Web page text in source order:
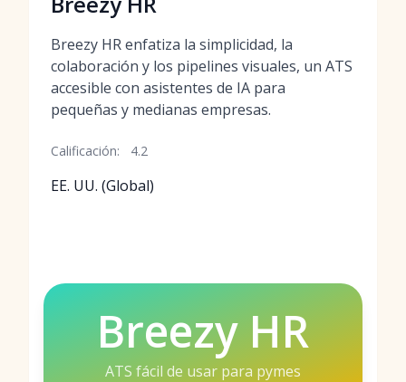
Breezy HR enfatiza la simplicidad, la
colaboración y los pipelines visuales, un ATS
accesible con asistentes de IA para
pequeñas y medianas empresas.
Calificación: 4.2
EE. UU. (Global)
Breezy HR
ATS fácil de usar para pymes